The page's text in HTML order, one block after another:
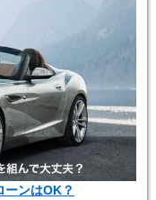
ンはOK？